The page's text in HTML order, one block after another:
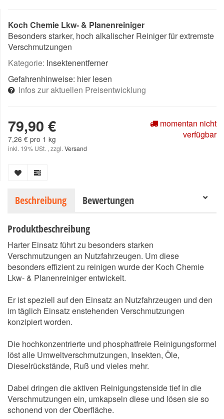
Koch Chemie Lkw- & Planenreiniger
Besonders starker, hoch alkalischer Reiniger für extremste
Verschmutzungen
Kategorie: Insektenentferner
Gefahrenhinweise: hier lesen
Infos zur aktuellen Preisentwicklung
79,90 €
7,26 € pro 1 kg
inkl. 19% USt. , zzgl. Versand
momentan nicht
verfügbar
Beschreibung Bewertungen
Produktbeschreibung
Harter Einsatz führt zu besonders starken
Verschmutzungen an Nutzfahrzeugen. Um diese
besonders effizient zu reinigen wurde der Koch Chemie
Lkw- & Planenreiniger entwickelt.
Er ist speziell auf den Einsatz an Nutzfahrzeugen und den
im täglich Einsatz enstehenden Verschmutzungen
konzipiert worden.
Die hochkonzentrierte und phosphatfreie Reinigungsformel
löst alle Umweltverschmutzungen, Insekten, Öle,
Dieselrückstände, Ruß und vieles mehr.
Dabei dringen die aktiven Reinigungstenside tief in die
Verschmutzungen ein, umkapseln diese und lösen sie so
schonend von der Oberfläche.